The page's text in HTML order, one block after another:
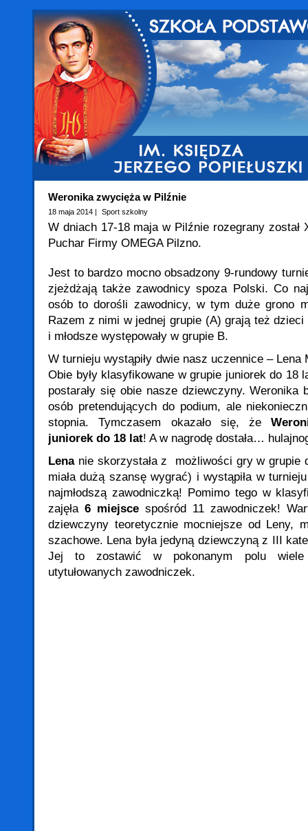
Weronika zwycięża w Pilźnie
18 maja 2014 | Sport szkolny
W dniach 17-18 maja w Pilźnie rozegrany został
Puchar Firmy OMEGA Pilzno.
Jest to bardzo mocno obsadzony 9-rundowy
zjeżdżają także zawodnicy spoza Polski. Co
osób to dorośli zawodnicy, w tym duże grono
Razem z nimi w jednej grupie (A) grają też
i młodsze występowały w grupie B.
W turnieju wystąpiły dwie nasz uczennice – Lena
Obie były klasyfikowane w grupie juniorek do 18
postarały się obie nasze dziewczyny. Weronika
osób pretendujących do podium, ale
stopnia. Tymczasem okazało się, że
juniorek do 18 lat! A w nagrodę dostała…
Lena nie skorzystała z możliwości gry w grupie
miała dużą szansę wygrać) i wystąpiła w
najmłodszą zawodniczką! Pomimo tego w
zajęła 6 miejsce spośród 11 zawodniczek!
dziewczyny teoretycznie mocniejsze od Leny,
szachowe. Lena była jedyną dziewczyną z III
Jej to zostawić w pokonanym polu
utytułowanych zawodniczek.